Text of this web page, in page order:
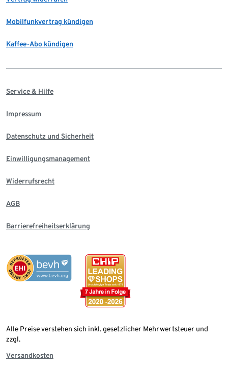
Mobilfunkvertrag kündigen
Kaffee-Abo kündigen
Service & Hilfe
Impressum
Datenschutz und Sicherheit
Einwilligungsmanagement
Widerrufsrecht
AGB
Barrierefreiheitserklärung
Alle Preise verstehen sich inkl. gesetzlicher Mehrwertsteuer und
zzgl.
Versandkosten